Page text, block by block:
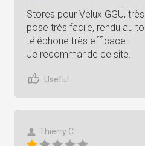
Stores pour Velux GGU,
pose très facile, rendu au
téléphone très efficace.
Je recommande ce site.
Useful
Thierry C